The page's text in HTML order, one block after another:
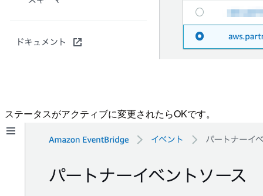
ステータスがアクティブに変更されたらOKです。